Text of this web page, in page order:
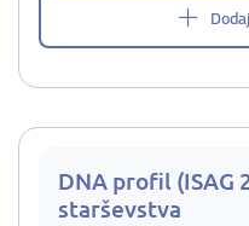
DNA profil (ISAG
starševstva